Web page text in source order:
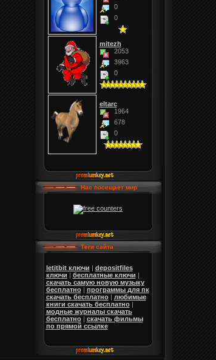
0
0
mitezh
2053
3963
0
eltarc
1964
678
0
Нас посещает мир
Теги сайта
letitbit ключи | depositfiles
ключи | бесплатные ключи |
скачать самую новую музыку
бесплатно| программы для пк
скачать бесплатно| любимые
книги скачать бесплатно|
модные журналы скачать
бесплатно| скачать фильмы
по прямой ссылке